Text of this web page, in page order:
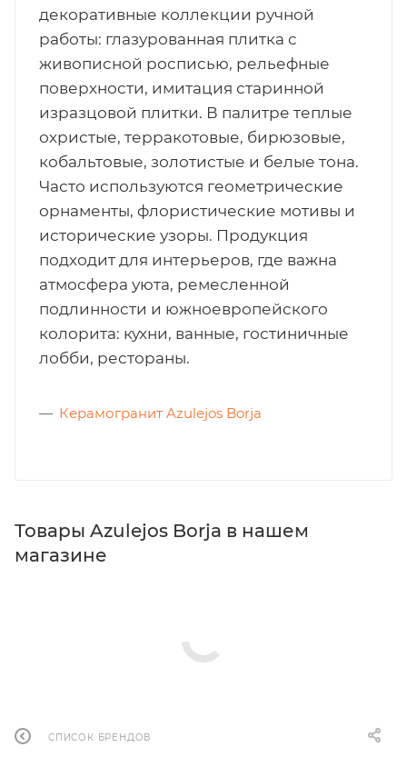
декоративные коллекции ручной
работы: глазурованная плитка с
живописной росписью, рельефные
поверхности, имитация старинной
изразцовой плитки. В палитре теплые
охристые, терракотовые, бирюзовые,
кобальтовые, золотистые и белые тона.
Часто используются геометрические
орнаменты, флористические мотивы и
исторические узоры. Продукция
подходит для интерьеров, где важна
атмосфера уюта, ремесленной
подлинности и южноевропейского
колорита: кухни, ванные, гостиничные
лобби, рестораны.
Керамогранит Azulejos Borja
Товары Azulejos Borja в нашем
магазине
СПИСОК БРЕНДОВ